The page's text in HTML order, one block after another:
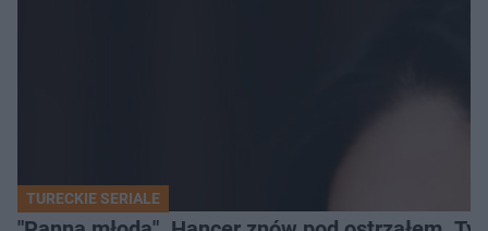
TURECKIE SERIALE